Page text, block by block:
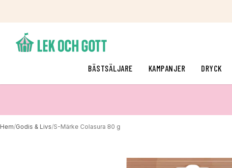
BÄSTSÄLJARE KAMPANJER DRYCK
Hem/Godis & Livs/S-Märke Colasura 80 g